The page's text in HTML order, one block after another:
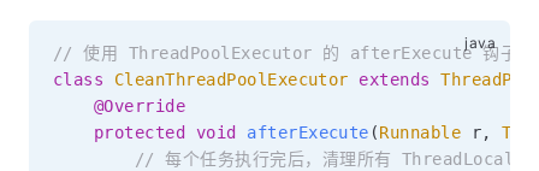
// 使用 ThreadPoolExecutor 的 afterExecute 钩子
class
CleanThreadPoolExecutor extends
@Override
protected
void afterExecute (Runnable r,
// 每个任务执行完后，清理所有 ThreadLocal